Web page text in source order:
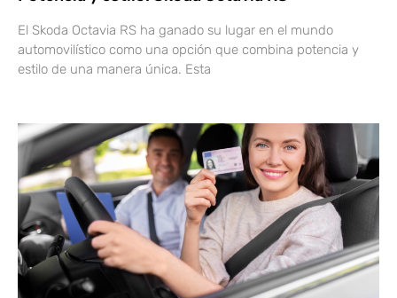
El Skoda Octavia RS ha ganado su lugar en el mundo
automovilístico como una opción que combina potencia y
estilo de una manera única. Esta